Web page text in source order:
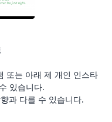
또는 아래 제 개인 인스타
있습니다.
과 다를 수 있습니다.